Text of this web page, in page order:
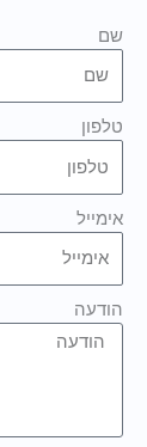
שם
טלפון
אימייל
הודעה